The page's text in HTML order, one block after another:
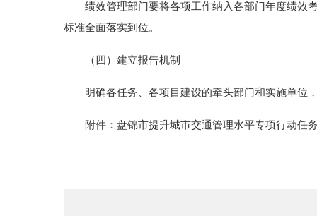
绩效管理部门要将各项工作纳入各部门年度绩效考
标准全面落实到位。
（四）建立报告机制
明确各任务、各项目建设的牵头部门和实施单位，
附件：盘锦市提升城市交通管理水平专项行动任